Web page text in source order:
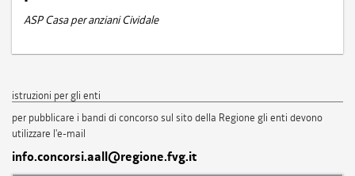
ASP Casa per anziani Cividale
istruzioni per gli enti
per pubblicare i bandi di concorso sul sito della Regione gli enti devono
utilizzare l'e-mail
info.concorsi.aall@regione.fvg.it